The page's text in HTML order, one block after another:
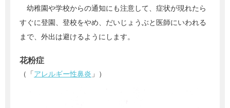
幼稚園や学校からの通知にも注意して、症状が現れたら
すぐに登園、登校をやめ、だいじょうぶと医師にいわれる
まで、外出は避けるようにします。
花粉症
（「アレルギー性鼻炎 」）